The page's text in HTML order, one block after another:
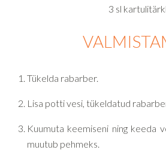
3 sl
Tükelda rabarber.
Lisa potti vesi, tükeldatud
Kuumuta keemiseni ning keeda
muutub pehmeks.